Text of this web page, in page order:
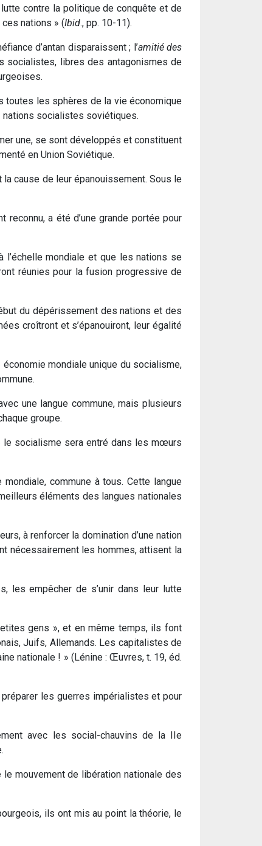
contre la politique de conquête et de
nations » (Ibid., pp. 10-11).
d’antan disparaissent ; l’amitié des
socialistes, libres des antagonismes de
toutes les sphères de la vie économique
nations socialistes soviétiques.
une, se sont développés et constituent
en Union Soviétique.
cause de leur épanouissement. Sous le
reconnu, a été d’une grande portée pour
l’échelle mondiale et que les nations se
réunies pour la fusion progressive de
du dépérissement des nations et des
croîtront et s’épanouiront, leur égalité
mondiale unique du socialisme,
une langue commune, mais plusieurs
groupe.
le socialisme sera entré dans les mœurs
commune à tous. Cette langue
éléments des langues nationales
à renforcer la domination d’une nation
nécessairement les hommes, attisent la
les empêcher de s’unir dans leur lutte
gens », et en même temps, ils font
Juifs, Allemands. Les capitalistes de
nationale ! » (Lénine : Œuvres, t. 19, éd.
les guerres impérialistes et pour
avec les social-chauvins de la IIe
mouvement de libération nationale des
ils ont mis au point la théorie, le